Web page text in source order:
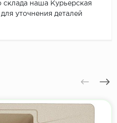
склада наша Курьерская
уточнения деталей